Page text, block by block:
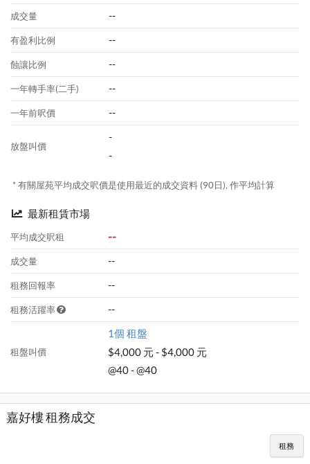
成交量 --
有盈利比例 --
蝕讓比例 --
一年轉手率(二手) --
一年前呎價 --
放盤叫價
-
-
* 有關屋苑平均成交呎價是使用最近的成交資料 (90日), 作平均計算
最新租賃市場
平均成交呎租 --
成交量 --
租務回報率 --
租務活躍率 --
租盤叫價
1個 租盤
$4,000 元 - $4,000 元
@40 - @40
嘉好樓 租務成交
租務